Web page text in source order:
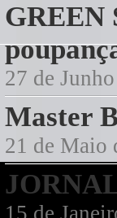
GREEN
27 de
Master
21 de Maio
15 de